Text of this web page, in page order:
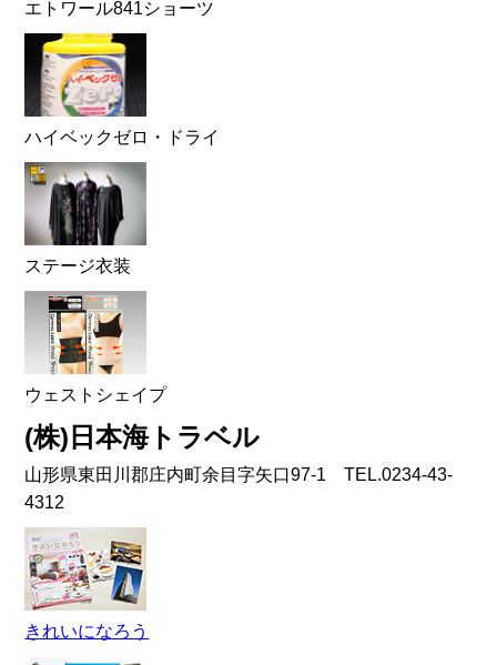
エトワール841ショーツ
ハイベックゼロ・ドライ
ステージ衣装
ウェストシェイプ
(株)日本海トラベル
山形県東田川郡庄内町余目字矢口97-1 TEL.0234-43-
4312
きれいになろう